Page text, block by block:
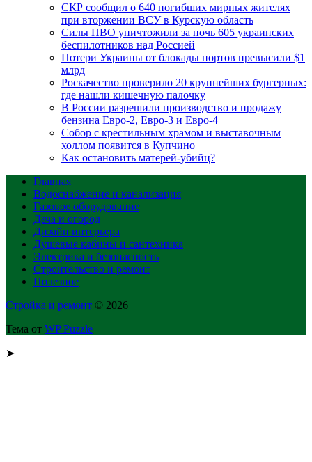
СКР сообщил о 640 погибших мирных жителях
при вторжении ВСУ в Курскую область
Силы ПВО уничтожили за ночь 605 украинских
беспилотников над Россией
Потери Украины от блокады портов превысили $1
млрд
Роскачество проверило 20 крупнейших бургерных:
где нашли кишечную палочку
В России разрешили производство и продажу
бензина Евро-2, Евро-3 и Евро-4
Собор с крестильным храмом и выставочным
холлом появится в Купчино
Как остановить матерей-убийц?
Главная
Водоснабжение и канализация
Газовое оборудование
Дача и огород
Дизайн интерьера
Душевые кабины и сантехника
Электрика и безопасность
Строительство и ремонт
Полезное
Стройка и ремонт © 2026
Тема от WP Puzzle
➤